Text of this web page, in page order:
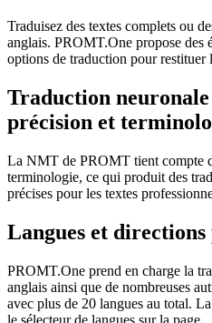
Traduisez des textes complets ou
anglais. PROMT.One propose des
options de traduction pour restituer
Traduction
précision et
La NMT de PROMT tient compte
terminologie, ce qui produit des
précises pour les textes
Langues et directions
PROMT.One prend en charge la
anglais ainsi que de nombreuses
avec plus de 20 langues au total.
le sélecteur de langues sur la page.